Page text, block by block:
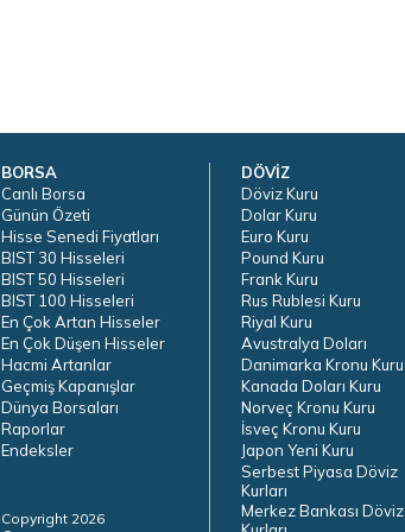
BORSA
Canlı Borsa
Günün Özeti
Hisse Senedi Fiyatları
BIST 30 Hisseleri
BIST 50 Hisseleri
BIST 100 Hisseleri
En Çok Artan Hisseler
En Çok Düşen Hisseler
Hacmi Artanlar
Geçmiş Kapanışlar
Dünya Borsaları
Raporlar
Endeksler
Copyright 2026
DÖVİZ
Döviz Kuru
Dolar Kuru
Euro Kuru
Pound Kuru
Frank Kuru
Rus Rublesi Kuru
Riyal Kuru
Avustralya Doları
Danimarka Kronu Kuru
Kanada Doları Kuru
Norveç Kronu Kuru
İsveç Kronu Kuru
Japon Yeni Kuru
Serbest Piyasa Döviz
Kurları
Merkez Bankası Döviz